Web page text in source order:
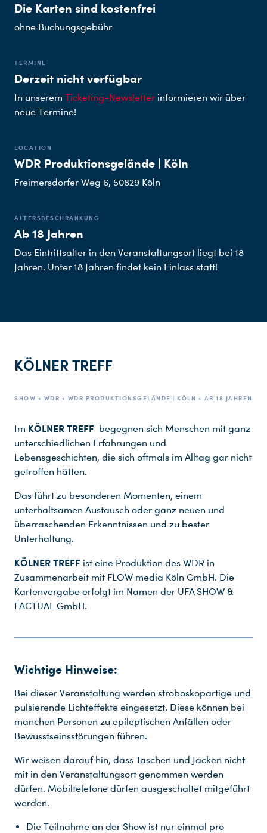
Die Karten sind kostenfrei
ohne Buchungsgebühr
TERMINE
Derzeit nicht verfügbar
In unserem Ticketing-Newsletter informieren wir über
neue Termine!
LOCATION
WDR Produktionsgelände | Köln
Freimersdorfer Weg 6, 50829 Köln
ALTERSBESCHRÄNKUNG
Ab 18 Jahren
Das Eintrittsalter in den Veranstaltungsort liegt bei 18
Jahren. Unter 18 Jahren findet kein Einlass statt!
KÖLNER TREFF
SHOW • WDR • WDR PRODUKTIONSGELÄNDE | KÖLN • AB 18 JAHREN
Im KÖLNER TREFF begegnen sich Menschen mit ganz
unterschiedlichen Erfahrungen und
Lebensgeschichten, die sich oftmals im Alltag gar nicht
getroffen hätten.
Das führt zu besonderen Momenten, einem
unterhaltsamen Austausch oder ganz neuen und
überraschenden Erkenntnissen und zu bester
Unterhaltung.
KÖLNER TREFF ist eine Produktion des WDR in
Zusammenarbeit mit FLOW media Köln GmbH. Die
Kartenvergabe erfolgt im Namen der UFA SHOW &
FACTUAL GmbH.
Wichtige Hinweise:
Bei dieser Veranstaltung werden stroboskopartige und
pulsierende Lichteffekte eingesetzt. Diese können bei
manchen Personen zu epileptischen Anfällen oder
Bewusstseinsstörungen führen.
Wir weisen darauf hin, dass Taschen und Jacken nicht
mit in den Veranstaltungsort genommen werden
dürfen. Mobiltelefone dürfen ausgeschaltet mitgeführt
werden.
Die Teilnahme an der Show ist nur einmal pro